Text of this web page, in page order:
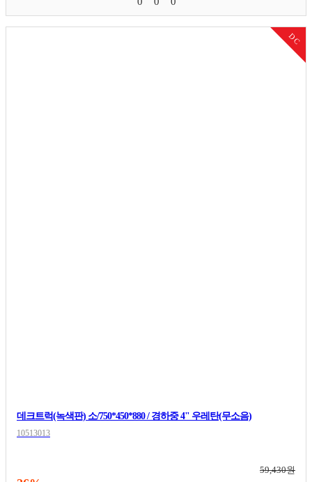
DC
데크트럭(녹색판) 소/750*450*880 / 경하중 4" 우레탄(무소음)
10513013
59,430원